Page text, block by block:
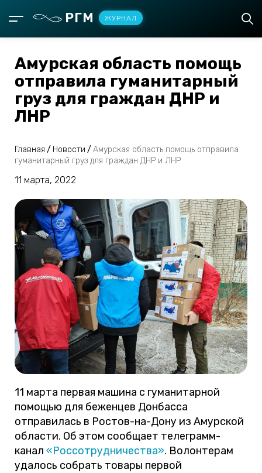
РГМ ЖУРНАЛ
Амурская область помощь
отправила гуманитарный
груз для граждан ДНР и
ЛНР
Главная / Новости / Амурская область помощь отправила
гуманитарный груз для граждан ДНР и ЛНР
11 марта, 2022
11 марта первая машина с гуманитарной
помощью для беженцев Донбасса
отправилась в Ростов-на-Дону из Амурской
области. Об этом сообщает телеграмм-
канал «Россотрудничества». Волонтерам
удалось собрать товары первой